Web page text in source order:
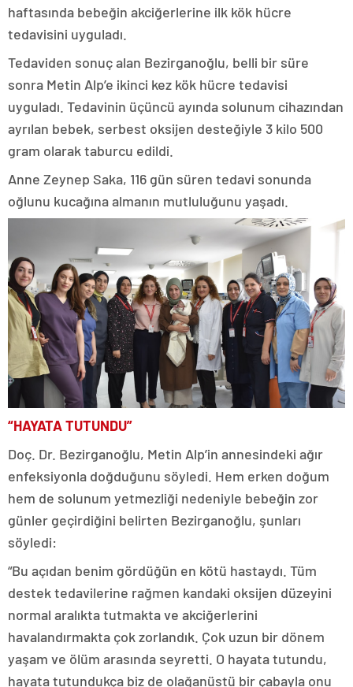
haftasında bebeğin akciğerlerine ilk kök hücre
tedavisini uyguladı.
Tedaviden sonuç alan Bezirganoğlu, belli bir süre
sonra Metin Alp’e ikinci kez kök hücre tedavisi
uyguladı. Tedavinin üçüncü ayında solunum cihazından
ayrılan bebek, serbest oksijen desteğiyle 3 kilo 500
gram olarak taburcu edildi.
Anne Zeynep Saka, 116 gün süren tedavi sonunda
oğlunu kucağına almanın mutluluğunu yaşadı.
“HAYATA TUTUNDU”
Doç. Dr. Bezirganoğlu, Metin Alp’in annesindeki ağır
enfeksiyonla doğduğunu söyledi. Hem erken doğum
hem de solunum yetmezliği nedeniyle bebeğin zor
günler geçirdiğini belirten Bezirganoğlu, şunları
söyledi:
“Bu açıdan benim gördüğün en kötü hastaydı. Tüm
destek tedavilerine rağmen kandaki oksijen düzeyini
normal aralıkta tutmakta ve akciğerlerini
havalandırmakta çok zorlandık. Çok uzun bir dönem
yaşam ve ölüm arasında seyretti. O hayata tutundu,
hayata tutundukça biz de olağanüstü bir çabayla onu